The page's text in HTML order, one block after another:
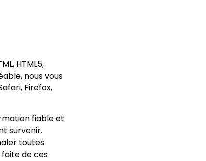
HTML5,
nous vous
Firefox,
fiable et
survenir.
toutes
faite de ces